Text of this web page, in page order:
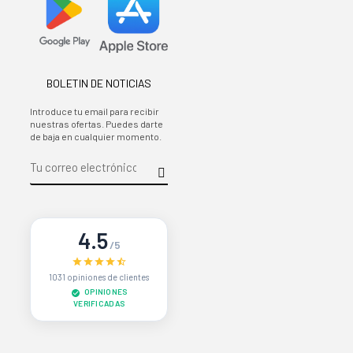
BOLETIN DE NOTICIAS
Introduce tu email para recibir
nuestras ofertas. Puedes darte
de baja en cualquier momento.
4.5/5
1031 opiniones de clientes
OPINIONES
VERIFICADAS